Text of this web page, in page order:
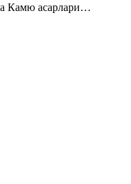
Камю асарлари…